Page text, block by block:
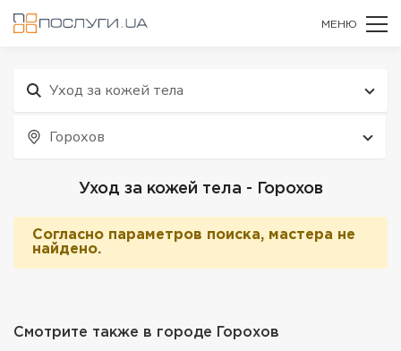
МЕНЮ
Уход за кожей тела
Горохов
Уход за кожей тела - Горохов
Согласно параметров поиска, мастера не
найдено.
Смотрите также в городе Горохов